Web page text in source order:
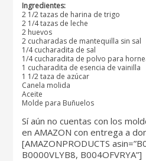
Ingredientes:
2 1/2 tazas de harina de trigo
2 1/4 tazas de leche
2 huevos
2 cucharadas de mantequilla sin sal
1/4 cucharadita de sal
1/4 cucharadita de polvo para
1 cucharadita de esencia de vainilla
1 1/2 taza de azúcar
Canela molida
Aceite
Molde para Buñuelos
Sí aún no cuentas con los
en AMAZON con entrega a
[AMAZONPRODUCTS
B0000VLYB8, B004OFVRYA”]